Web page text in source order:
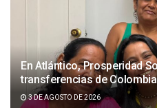
En Atlántico, Prosperidad
transferencias de
3 DE AGOSTO DE 2026